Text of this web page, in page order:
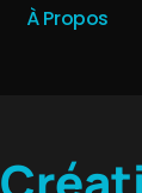
À Propos